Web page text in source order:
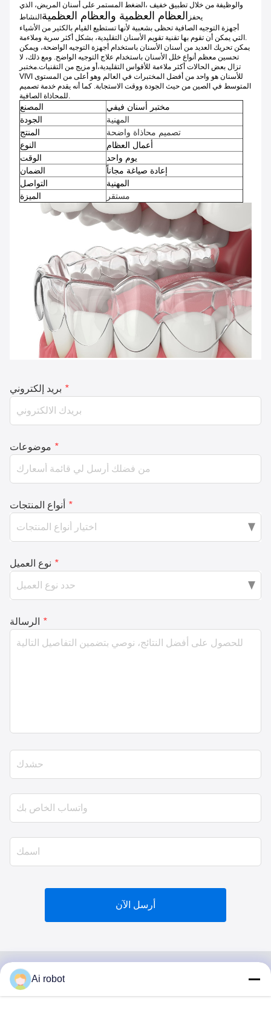
والوظيفة من خلال تطبيق خفيف ،الضغط المستمر على أسنان المريض، الذي
يحفز
العظام العظمية والعظام العظمية النشاط
أجهزة التوجيه الصافية تحظى بشعبية لأنها تستطيع القيام بالكثير من الأشياء
التي يمكن أن تقوم بها تقنية تقويم الأسنان التقليدية، بشكل أكثر سرية وملاءمة.
يمكن تحريك العديد من أسنان الأسنان باستخدام أجهزة التوجيه الواضحة، ويمكن
تحسين معظم أنواع خلل الأسنان باستخدام علاج التوجيه الواضح. ومع ذلك، لا
تزال بعض الحالات أكثر ملاءمة للأقواس التقليدية،أو مزيج من التقنيات.مختبر
VIVI للأسنان هو واحد من أفضل المختبرات في العالم وهو أعلى من المستوى
المتوسط في الصين من حيث الجودة ووقت الاستجابة. كما أنه يقدم خدمة تصميم
للمحاذاة الصافية.
المصنع
مختبر أسنان فيفي
الجودة
المهنية
المنتج
تصميم محاذاة واضحة
النوع
أعمال العظام
الوقت
يوم واحد
الضمان
إعادة صياغة مجاناً
التواصل
المهنية
الميزة
مستقر
بريد إلكتروني *
موضوعات *
أنواع المنتجات *
نوع العميل *
الرسالة *
أرسل الآن
VIVI DENTAI
Ai robot